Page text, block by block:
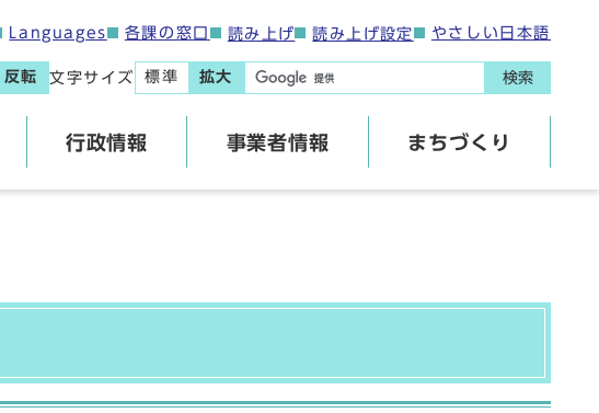
Languages 各課の窓口 読み上げ 読み上げ設定 やさしい日本語
反転 文字サイズ 標準 拡大 検索
行政情報 事業者情報 まちづくり